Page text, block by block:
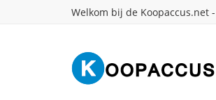
Welkom bij de Koopaccus.net